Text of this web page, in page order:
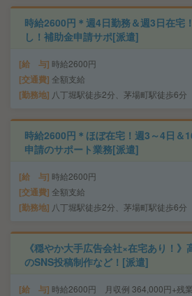
時給2600円＊週4日勤務＆週3日在宅
し！補助金申請サポ[派遣]
給 与 時給2600円
交通費 全額支給
勤務地 八丁堀駅徒歩2分、茅場町駅徒歩6分
時給2600円＊ほぼ在宅！週3～4日＆
申請のサポート業務[派遣]
給 与 時給2600円
交通費 全額支給
勤務地 八丁堀駅徒歩2分、茅場町駅徒歩6分
《穏やか大手広告会社×在宅あり！
のSNS投稿制作など！[派遣]
給 与 時給2600円 月収例 364,000円+残